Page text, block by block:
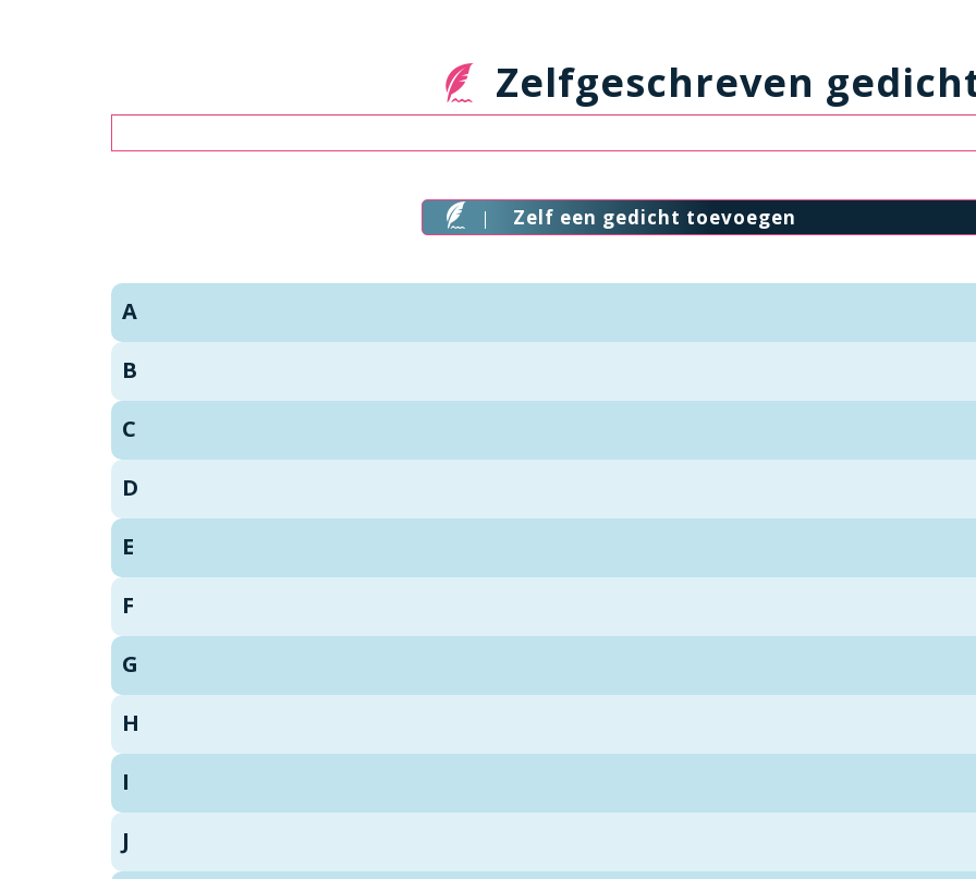
Zelfgeschreven
Zelf een gedicht toevoegen
A
B
C
D
E
F
G
H
I
J